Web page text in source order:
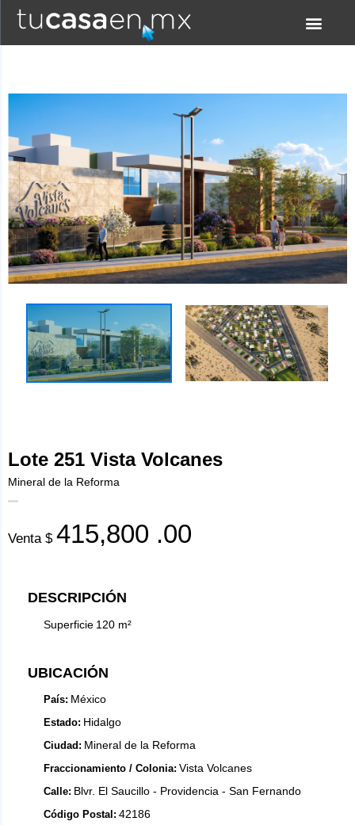
Lote 251 Vista Volcanes
Mineral de la Reforma
Venta $ 415,800 .00
DESCRIPCIÓN
Superficie 120 m²
UBICACIÓN
País: México
Estado: Hidalgo
Ciudad: Mineral de la Reforma
Fraccionamiento / Colonia: Vista Volcanes
Calle: Blvr. El Saucillo - Providencia - San Fernando
Código Postal: 42186